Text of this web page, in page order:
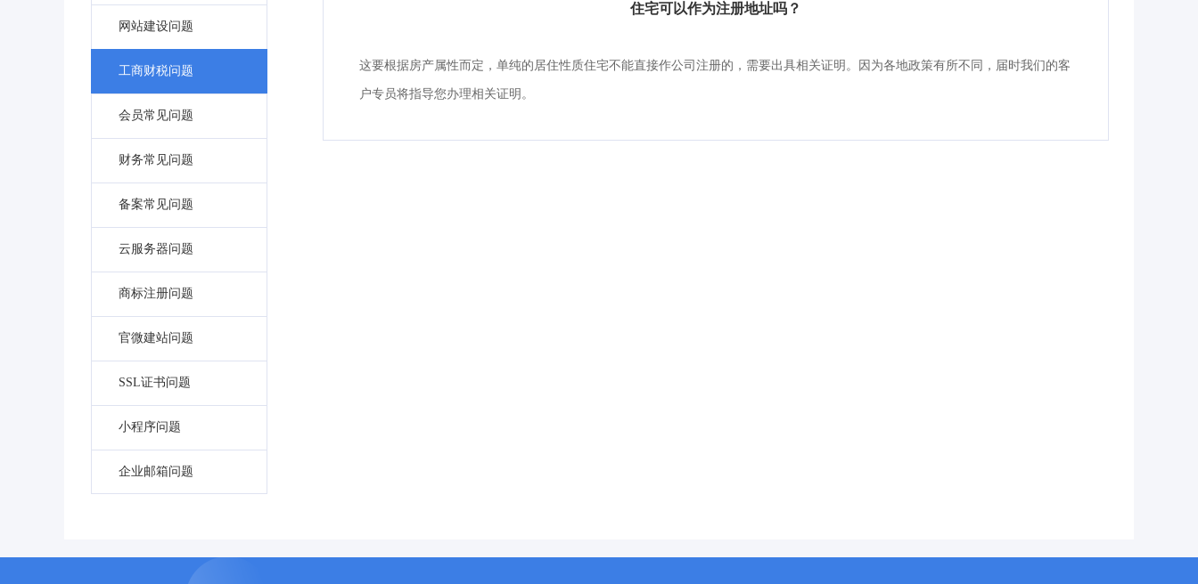
网站建设问题
工商财税问题
会员常见问题
财务常见问题
备案常见问题
云服务器问题
商标注册问题
官微建站问题
SSL证书问题
小程序问题
企业邮箱问题
住宅可以作为注册地址吗？
这要根据房产属性而定，单纯的居住性质住宅不能直接作公司注册的，需要出具相关证明。因为各地政策有所不同，届时我们的客
户专员将指导您办理相关证明。